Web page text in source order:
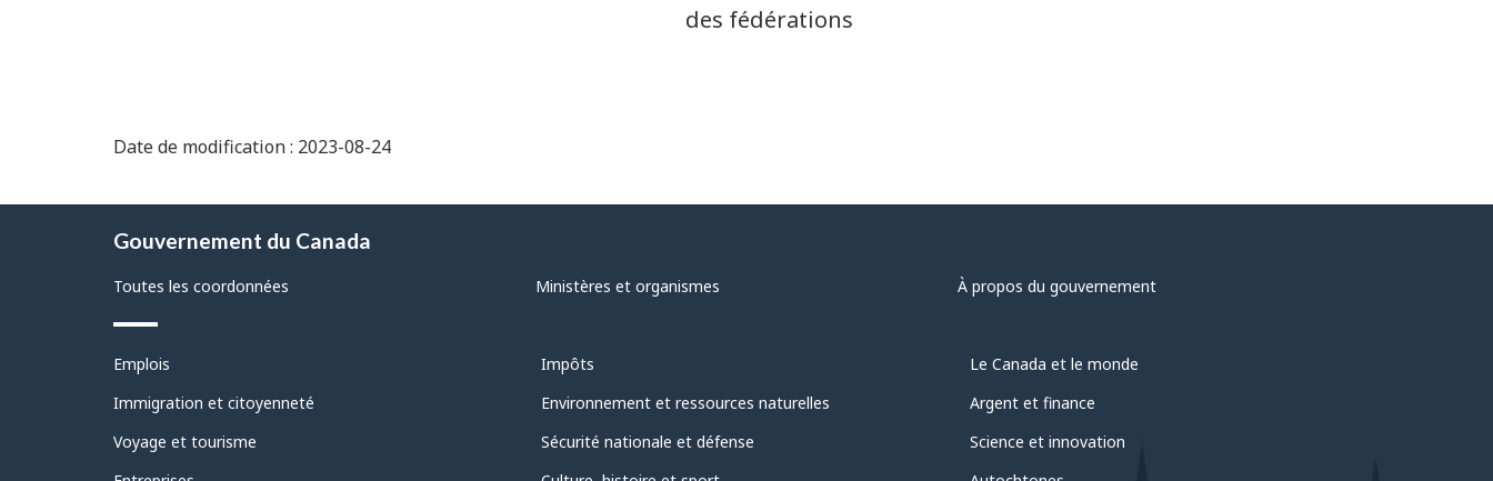
des fédérations
Date de modification : 2023-08-24
Gouvernement du Canada
Toutes les coordonnées Ministères et organismes À propos du gouvernement
Thèmes
sujets
Emplois
Immigration et citoyenneté
Voyage et tourisme
Impôts
Environnement et ressources naturelles
Sécurité nationale et défense
Le Canada et le monde
Argent et finance
Science et innovation